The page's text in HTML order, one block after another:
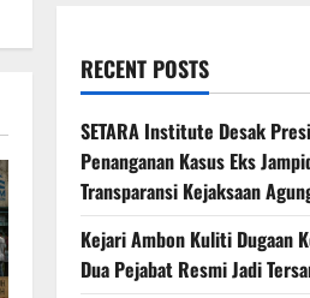
RECENT POSTS
SETARA Institute Desak
Penanganan Kasus Eks
Transparansi Kejaksaan
Kejari Ambon Kuliti Dugaan
Dua Pejabat Resmi Jadi